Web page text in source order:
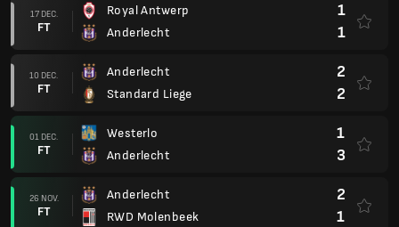
17 DEC.
FT
Royal Antwerp
Anderlecht
1
1
10 DEC.
FT
Anderlecht
Standard Liege
2
2
01 DEC.
FT
Westerlo
Anderlecht
1
3
26 NOV.
FT
Anderlecht
RWD Molenbeek
2
1